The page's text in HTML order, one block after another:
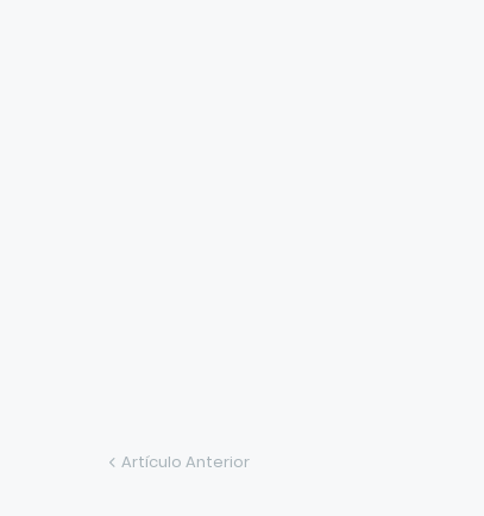
Artículo Anterior